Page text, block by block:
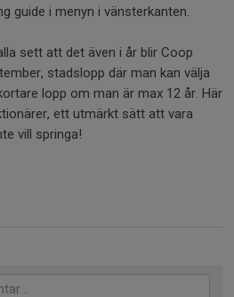
guide i menyn i vänsterkanten.
sett att det även i år blir Coop
stadslopp där man kan välja
lopp om man är max 12 år. Här
ett utmärkt sätt att vara
vill springa!